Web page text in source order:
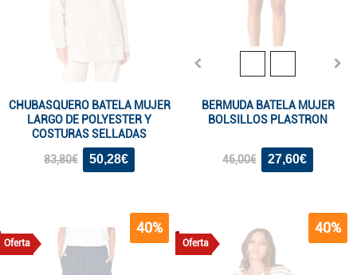
CHUBASQUERO BATELA MUJER
LARGO DE POLYESTER Y
COSTURAS SELLADAS
83,80€ 50,28€
BERMUDA BATELA MUJER
BOLSILLOS PLASTRON
46,00€ 27,60€
Oferta
40%
Oferta
40%